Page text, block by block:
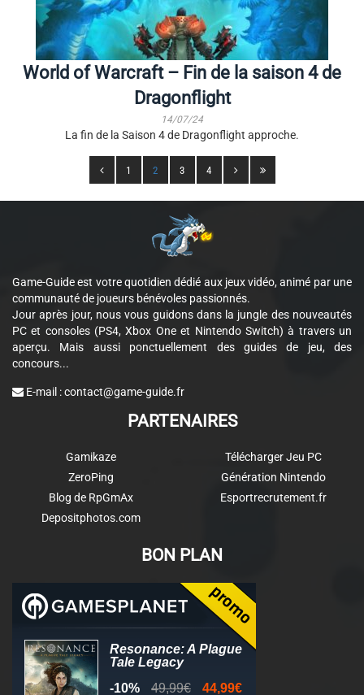
World of Warcraft – Fin de la saison 4 de
Dragonflight
14/07/24
La fin de la Saison 4 de Dragonflight approche.
1 2 3 4
Game-Guide est votre quotidien dédié aux jeux vidéo, animé par une
communauté de joueurs bénévoles passionnés.
Jour après jour, nous vous guidons dans la jungle des nouveautés
PC et consoles (PS4, Xbox One et Nintendo Switch) à travers un
aperçu. Mais aussi ponctuellement des guides de jeu, des
concours...
E-mail :contact@game-guide.fr
PARTENAIRES
Gamikaze
ZeroPing
Blog de RpGmAx
Depositphotos.com
Télécharger Jeu PC
Génération Nintendo
Esportrecrutement.fr
BON PLAN